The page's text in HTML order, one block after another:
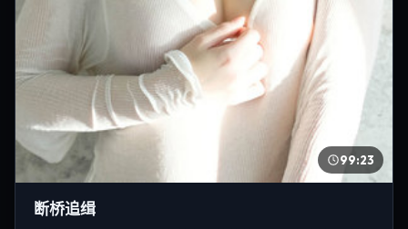
99:23
断桥追缉